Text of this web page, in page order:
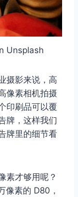
Unsplash
摄影来说，高
像素相机拍摄
印刷品可以覆
牌，这样我们
牌里的细节看
素才够用呢？
像素的 D80，